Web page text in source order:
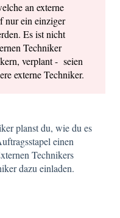
an externe
nur ein einziger
Es ist nicht
Techniker
verplant - seien
externe Techniker.
planst du, wie du es
einen
Technikers
dazu einladen.